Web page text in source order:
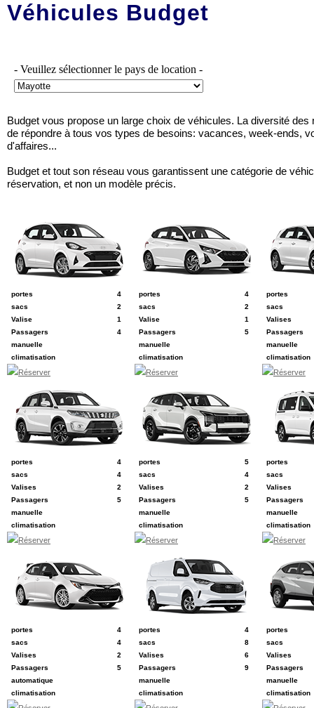
Véhicules Budget
- Veuillez sélectionner le pays de location -
Budget vous propose un large choix de véhicules. La diversité des
de répondre à tous vos types de besoins: vacances, week-ends,
d'affaires...
Budget et tout son réseau vous garantissent une catégorie de
réservation, et non un modèle précis.
portes
4
sacs
2
Valise
1
Passagers
4
manuelle
climatisation
Réserver
portes
4
sacs
2
Valise
1
Passagers
5
manuelle
climatisation
Réserver
portes
sacs
Valises
Passagers
manuelle
climatisation
Réserver
portes
4
sacs
4
Valises
2
Passagers
5
manuelle
climatisation
Réserver
portes
5
sacs
4
Valises
2
Passagers
5
manuelle
climatisation
Réserver
portes
sacs
Valises
Passagers
manuelle
climatisation
Réserver
portes
4
sacs
4
Valises
2
Passagers
5
automatique
climatisation
portes
4
sacs
8
Valises
6
Passagers
9
manuelle
climatisation
portes
sacs
Valises
Passagers
manuelle
climatisation